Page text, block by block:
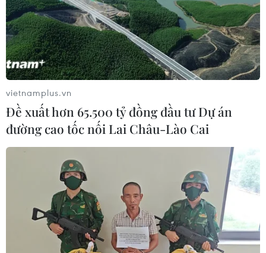
vietnamplus.vn
Đề xuất hơn 65.500 tỷ đồng đầu tư Dự án
đường cao tốc nối Lai Châu-Lào Cai